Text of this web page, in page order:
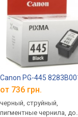
Canon PG-445
от 736 грн.
черный, струйный,
пигментные чернила, до